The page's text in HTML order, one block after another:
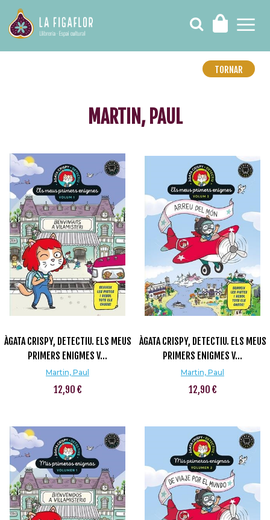
TORNAR
MARTIN, PAUL
ÀGATA CRISPY, DETECTIU. ELS MEUS
PRIMERS ENIGMES V...
Martin, Paul
12,90 €
ÀGATA CRISPY, DETECTIU. ELS MEUS
PRIMERS ENIGMES V...
Martin, Paul
12,90 €